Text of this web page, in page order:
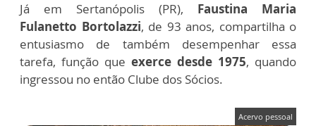
Já em Sertanópolis (PR), Faustina Maria
Fulanetto Bortolazzi, de 93 anos, compartilha o
entusiasmo de também desempenhar essa
tarefa, função que exerce desde 1975, quando
ingressou no então Clube dos Sócios.
Acervo pessoal